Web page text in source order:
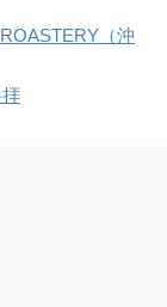
（沖